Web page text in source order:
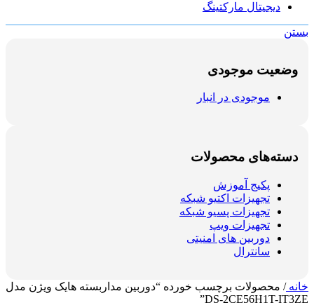
دیجیتال مارکتینگ
بستن
وضعیت موجودی
موجودی در انبار
دسته‌های محصولات
پکیج آموزش
تجهیزات اکتیو شبکه
تجهیزات پسیو شبکه
تجهیزات ویپ
دوربین های امنیتی
سانترال
خانه/ محصولات برچسب خورده “دوربین مداربسته هایک ویژن مدل
DS-2CE56H1T-IT3ZE”